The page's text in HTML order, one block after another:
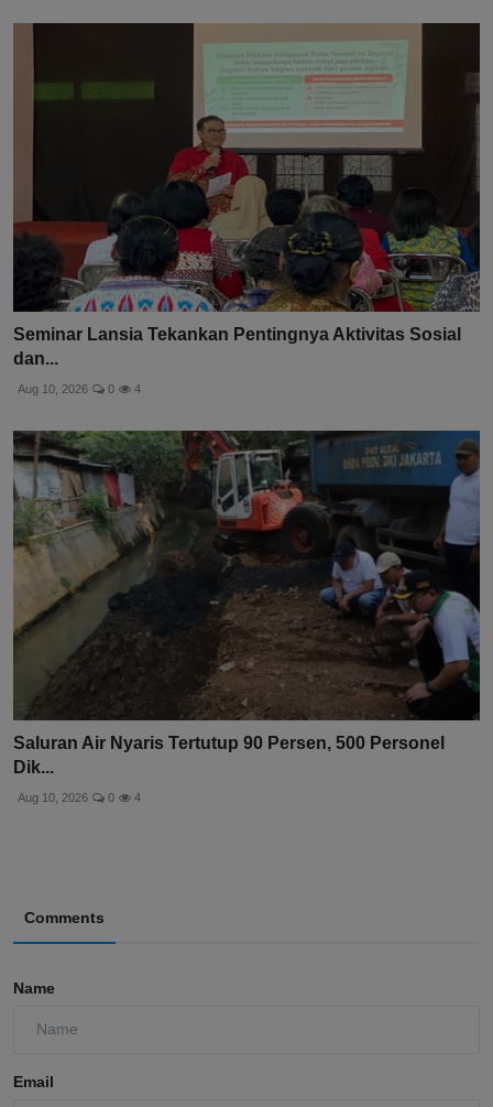
Seminar Lansia Tekankan Pentingnya Aktivitas Sosial
dan...
Aug 10, 2026 0 4
Saluran Air Nyaris Tertutup 90 Persen, 500 Personel
Dik...
Aug 10, 2026 0 4
Comments
Name
Email